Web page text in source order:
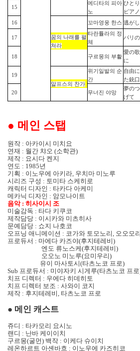
15
에디타의 피아
노
ひと
ピアノ
16
꿈의 나래를 펼
쳐라
꼬마영웅 한스 逃が
17
타란튤라의 정
체
パリ
18 구르몽의 부활
愛の
に
19
알프스의
찬가
위기일발의 순
간
自由
た銃口
20 무너진 야망
夢の
げて
● 메인 스탭
원작 : 아카이시 미치요
연재 : 월간 챠오 (소학관)
제작 : 요시다 켄지
연도 : 1985년
기획 : 이노우에 아키라, 우치마 미노루
시리즈 구성 : 토미타 스케히로
캐릭터 디자인 : 타카다 아케미
메카닉 디자인 : 암모나이트
음악 : 히사이시 조
미술감독 : 타다 키쿠코
제작담당 : 이시카와 미츠히사
문예담당 : 쇼지 나호코
오프닝 애니메이션 : 코가와 토모노리, 오오모
프로듀서 : 마에다 카즈야(후지테레비)
엔도 류노스케(후지테레비)
오오노 미노루(요미우리)
유이 마사토시(타츠노코 프로)
Sub 프로듀서 : 미야자키 시게루(타츠노코 프로
치프 디렉터 : 우에다 히데히토
치프 디렉터 보조 : 사와이 코지
제작 : 후지테레비, 타츠노코 프로
● 메인 캐스트
쥬디 : 타카모리 요시노
랜디 : 난바 케이이치
구르몽(굴먼) 백작 : 이케다 슈이치
레온하르트 아셴바흐 : 이노우에 카즈히코